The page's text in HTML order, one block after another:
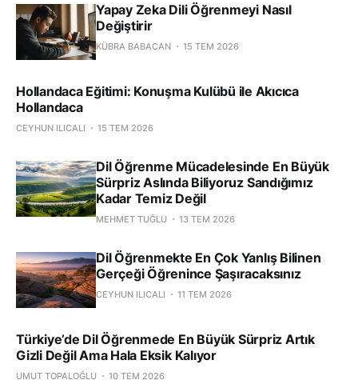
Yapay Zeka Dili Öğrenmeyi Nasıl
Değiştirir
KÜBRA BABACAN 15 TEM 2026
Hollandaca Eğitimi: Konuşma Kulübü ile Akıcıca
Hollandaca
CEYHUN ILICALI 15 TEM 2026
Dil Öğrenme Mücadelesinde En Büyük
Sürpriz Aslında Biliyoruz Sandığımız
Kadar Temiz Değil
MEHMET TUĞLU 13 TEM 2026
Dil Öğrenmekte En Çok Yanlış Bilinen
Gerçeği Öğrenince Şaşıracaksınız
CEYHUN ILICALI 11 TEM 2026
Türkiye’de Dil Öğrenmede En Büyük Sürpriz Artık
Gizli Değil Ama Hala Eksik Kalıyor
UMUT TOPALOĞLU 10 TEM 2026